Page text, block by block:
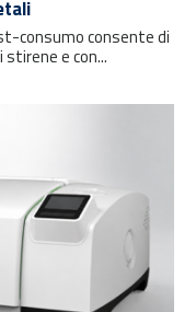
consumo consente di
e con...